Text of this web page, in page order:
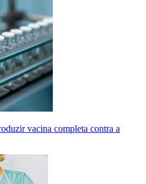
vacina completa contra a